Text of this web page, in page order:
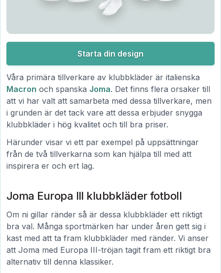
Starta din design
Våra primära tillverkare av klubbkläder är italienska
Macron och spanska Joma. Det finns flera orsaker till
att vi har valt att samarbeta med dessa tillverkare, men
i grunden är det tack vare att dessa erbjuder snygga
klubbkläder i hög kvalitet och till bra priser.
Härunder visar vi ett par exempel på uppsättningar
från de två tillverkarna som kan hjälpa till med att
inspirera er och ert lag.
Joma Europa III klubbkläder fotboll
Om ni gillar ränder så är dessa klubbkläder ett riktigt
bra val. Många sportmärken har under åren gett sig i
kast med att ta fram klubbkläder med ränder. Vi anser
att Joma med Europa III-tröjan tagit fram ett riktigt bra
alternativ till denna klassiker.